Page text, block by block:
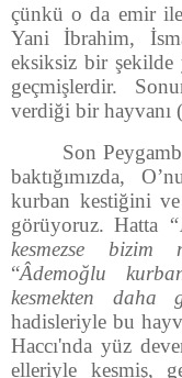
çünkü o da emir ile
Yani İbrahim,
eksiksiz bir şekilde
geçmişlerdir.
verdiği bir hayvanı
Son
baktığımızda,
kurban kestiğini
görüyoruz. Hatta
kesmezse bizim
“Âdemoğlu
kesmekten daha
hadisleriyle bu
Haccı'nda yüz
elleriyle kesmiş,